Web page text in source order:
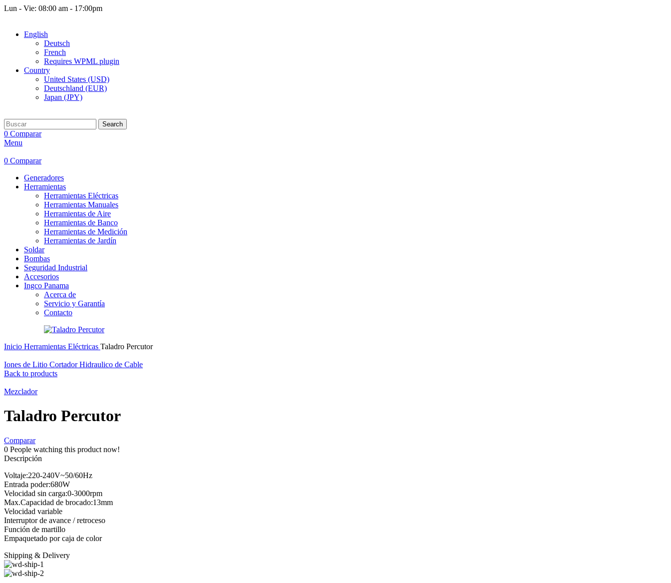
Lun - Vie: 08:00 am - 17:00pm
English
Deutsch
French
Requires WPML plugin
Country
United States (USD)
Deutschland (EUR)
Japan (JPY)
Search
0 Comparar
Menu
0 Comparar
Generadores
Herramientas
Herramientas Eléctricas
Herramientas Manuales
Herramientas de Aire
Herramientas de Banco
Herramientas de Medición
Herramientas de Jardín
Soldar
Bombas
Seguridad Industrial
Accesorios
Ingco Panama
Acerca de
Servicio y Garantía
Contacto
Inicio Herramientas Eléctricas Taladro Percutor
Iones de Litio Cortador Hidraulico de Cable
Back to products
Mezclador
Taladro Percutor
Comparar
0 People watching this product now!
Descripción
Voltaje:220-240V~50/60Hz
Entrada poder:680W
Velocidad sin carga:0-3000rpm
Max.Capacidad de brocado:13mm
Velocidad variable
Interruptor de avance / retroceso
Función de martillo
Empaquetado por caja de color
Shipping & Delivery